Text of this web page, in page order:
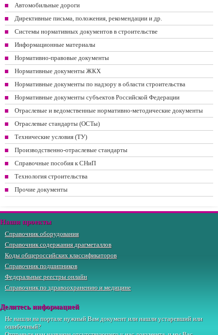
Автомобильные дороги
Директивные письма, положения, рекомендации и др.
Системы нормативных документов в строительстве
Информационные материалы
Нормативно-правовые документы
Нормативные документы ЖКХ
Нормативные документы по надзору в области строительства
Нормативные документы субъектов Российской Федерации
Отраслевые и ведомственные нормативно-методические документы
Отраслевые стандарты (ОСТы)
Технические условия (ТУ)
Производственно-отраслевые стандарты
Справочные пособия к СНиП
Технология строительства
Прочие документы
Наши проекты
Справочник оборудования
Справочник содержания драгметаллов
Коды общероссийских классификаторов
Справочник подшипников
Федеральные реестры онлайн
Справочник по здравоохранению и медицине
Делитесь информацией
Не нашли на портале нужный Вам документ или нашли устаревший или
ошибочный?